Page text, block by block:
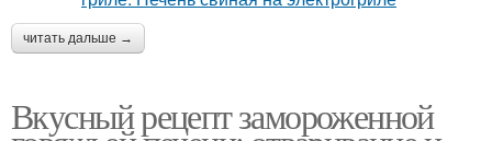
читать дальше →
Вкусный рецепт замороженной